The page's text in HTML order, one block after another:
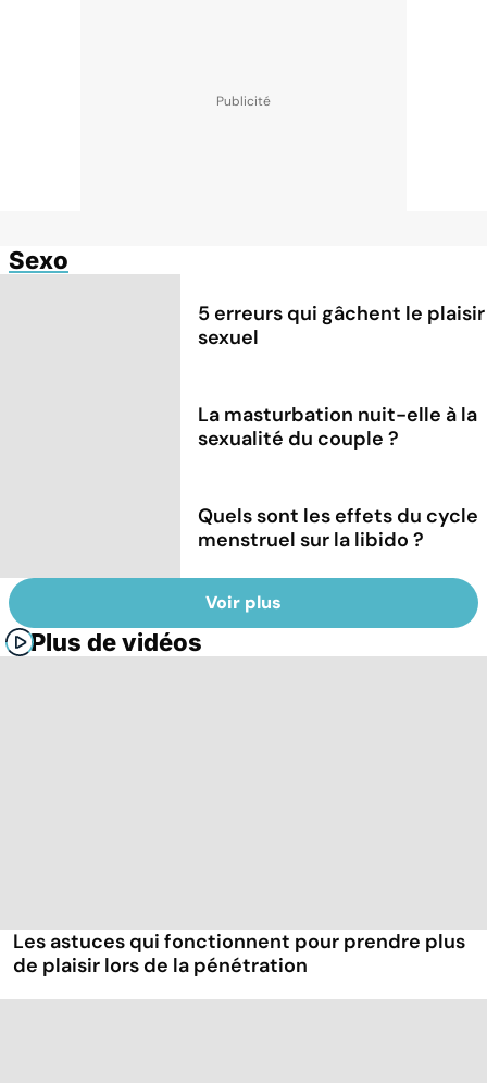
Sexo
5 erreurs qui gâchent le plaisir
sexuel
La masturbation nuit-elle à la
sexualité du couple ?
Quels sont les effets du cycle
menstruel sur la libido ?
Voir plus
Plus de vidéos
Les astuces qui fonctionnent pour prendre plus
de plaisir lors de la pénétration